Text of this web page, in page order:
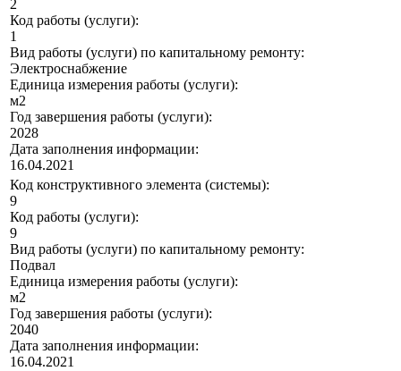
2
Код работы (услуги):
1
Вид работы (услуги) по капитальному ремонту:
Электроснабжение
Единица измерения работы (услуги):
м2
Год завершения работы (услуги):
2028
Дата заполнения информации:
16.04.2021
Код конструктивного элемента (системы):
9
Код работы (услуги):
9
Вид работы (услуги) по капитальному ремонту:
Подвал
Единица измерения работы (услуги):
м2
Год завершения работы (услуги):
2040
Дата заполнения информации:
16.04.2021